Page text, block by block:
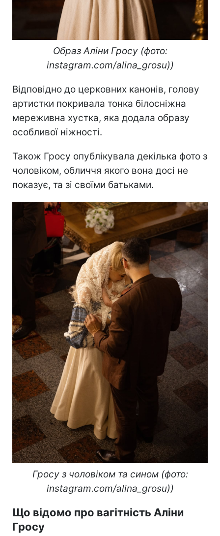
Образ Аліни Гросу (фото:
instagram.com/alina_grosu))
Відповідно до церковних канонів, голову
артистки покривала тонка білосніжна
мереживна хустка, яка додала образу
особливої ніжності.
Також Гросу опублікувала декілька фото з
чоловіком, обличчя якого вона досі не
показує, та зі своїми батьками.
Гросу з чоловіком та сином (фото:
instagram.com/alina_grosu))
Що відомо про вагітність Аліни
Гросу